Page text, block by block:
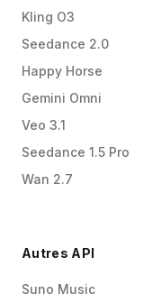
Kling O3
Seedance 2.0
Happy Horse
Gemini Omni
Veo 3.1
Seedance 1.5 Pro
Wan 2.7
Autres API
Suno Music